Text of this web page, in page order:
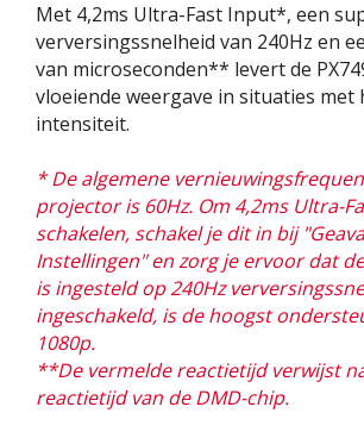
Met 4,2ms Ultra-Fast Input*, een
verversingssnelheid van 240Hz en
van microseconden** levert de
vloeiende weergave in situaties met
intensiteit.
​* De algemene
projector is 60Hz. Om 4,2ms Ultra-
schakelen, schakel je dit in bij
Instellingen" en zorg je ervoor dat
is ingesteld op 240Hz
ingeschakeld, is de hoogst
1080p.​​
**De vermelde reactietijd verwijst
reactietijd van de DMD-chip.